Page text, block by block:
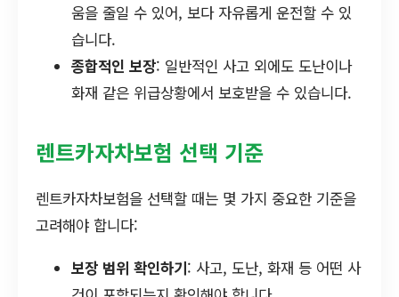
움을 줄일 수 있어, 보다 자유롭게 운전할 수 있
습니다.
종합적인 보장: 일반적인 사고 외에도 도난이나
화재 같은 위급상황에서 보호받을 수 있습니다.
렌트카자차보험 선택 기준
렌트카자차보험을 선택할 때는 몇 가지 중요한 기준을
고려해야 합니다:
보장 범위 확인하기: 사고, 도난, 화재 등 어떤 사